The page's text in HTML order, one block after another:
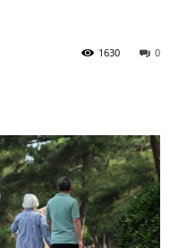
0
1630